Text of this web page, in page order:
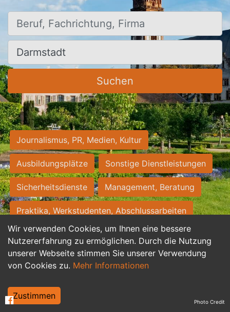
Wir verwenden Cookies, um Ihnen eine bessere
Nutzererfahrung zu ermöglichen. Durch die Nutzung
unserer Webseite stimmen Sie unserer Verwendung
von Cookies zu. Mehr Informationen
Zustimmen
Beruf, Fachrichtung, Firma
Ort, Stadt
Suchen
Journalismus, PR, Medien, Kultur
Ausbildungsplätze Sonstige Dienstleistungen
Sicherheitsdienste Management, Beratung
Praktika, Werkstudenten, Abschlussarbeiten
Personalwesen Assistenz, Sekretariat
Hilfskräfte, Aushilfs- und Nebenjobs
Weiterbildung, Studium, duale Ausbildung Photo Credit